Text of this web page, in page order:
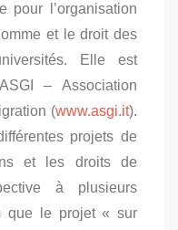
pour l’organisation
et le droit des
Elle est
– Association
(www.asgi.it).
projets de
et les droits de
à plusieurs
que le projet « sur